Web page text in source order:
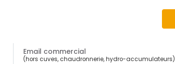
Email commercial
(hors cuves, chaudronnerie, hydro-accumulateurs)